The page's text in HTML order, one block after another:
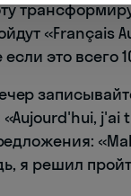
«Français
это всего
j'ai
я решил